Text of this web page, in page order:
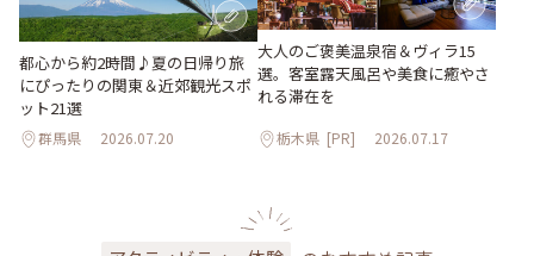
都心から約2時間♪夏の日帰り旅
にぴったりの関東＆近郊観光スポ
ット21選
群馬県 2026.07.20
大人のご褒美温泉宿＆ヴィラ15
選。客室露天風呂や美食に癒やさ
れる滞在を
栃木県 [PR] 2026.07.17